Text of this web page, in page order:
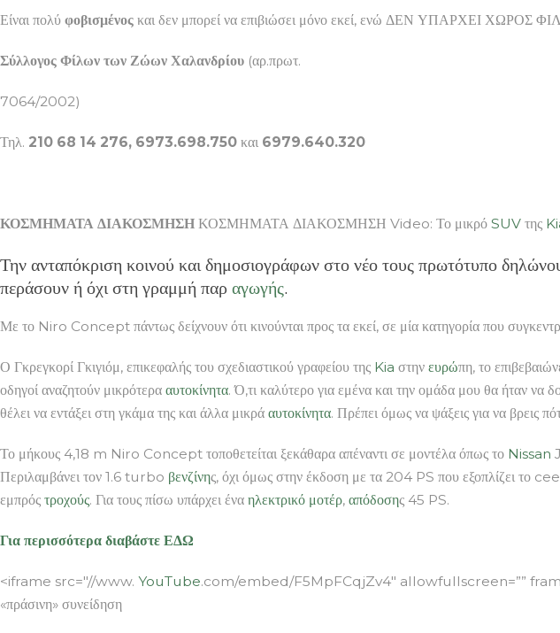
Είναι πολύ φοβισμένος και δεν μπορεί να επιβιώσει μόνο εκεί, ενώ ΔΕΝ ΥΠΑΡΧΕΙ ΧΩΡΟΣ
Σύλλογος Φίλων των Ζώων Χαλανδρίου (αρ.πρωτ.
7064/2002)
Τηλ. 210 68 14 276, 6973.698.750 και 6979.640.320
ΚΟΣΜΗΜΑΤΑ ΔΙΑΚΟΣΜΗΣΗ ΚΟΣΜΗΜΑΤΑ ΔΙΑΚΟΣΜΗΣΗ Video: Το μικρό SUV της
Την ανταπόκριση κοινού και δημοσιογράφων στο νέο τους πρωτότυπο
περάσουν ή όχι στη γραμμή παρ αγωγής.
Με το Niro Concept πάντως δείχνουν ότι κινούνται προς τα εκεί, σε μία κατηγορία που
Ο Γκρεγκορί Γκιγιόμ, επικεφαλής του σχεδιαστικού γραφείου της Kia στην ευρώπη, το
οδηγοί αναζητούν μικρότερα αυτοκίνητα. Ό,τι καλύτερο για εμένα και την ομάδα μου θα ήταν να
θέλει να εντάξει στη γκάμα της και άλλα μικρά αυτοκίνητα. Πρέπει όμως να ψάξεις για να βρεις
Το μήκους 4,18 m Niro Concept τοποθετείται ξεκάθαρα απέναντι σε μοντέλα όπως το Nissan
Περιλαμβάνει τον 1.6 turbo βενζίνης, όχι όμως στην έκδοση με τα 204 PS που εξοπλίζει το
εμπρός τροχούς. Για τους πίσω υπάρχει ένα ηλεκτρικό μοτέρ, απόδοσης 45 PS.
Για περισσότερα διαβάστε ΕΔΩ
<iframe src="//www. YouTube.com/embed/F5MpFCqjZv4″ allowfullscreen=””
«πράσινη» συνείδηση